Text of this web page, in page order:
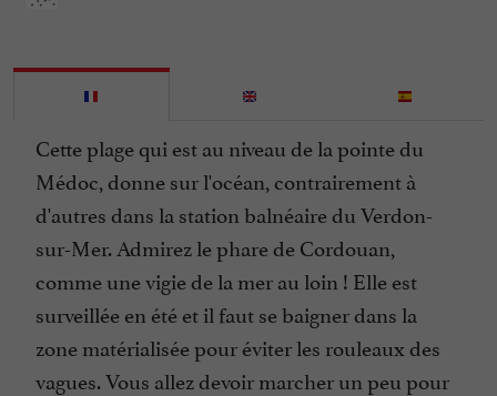
Cette plage qui est au niveau de la pointe du
Médoc, donne sur l'océan, contrairement à
d'autres dans la station balnéaire du Verdon-
sur-Mer. Admirez le phare de Cordouan,
comme une vigie de la mer au loin ! Elle est
surveillée en été et il faut se baigner dans la
zone matérialisée pour éviter les rouleaux des
vagues. Vous allez devoir marcher un peu pour